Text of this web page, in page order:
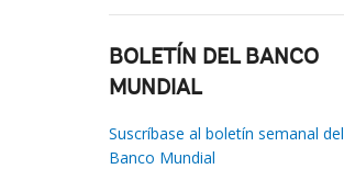
BOLETÍN DEL BANCO
MUNDIAL
Suscríbase al boletín semanal del
Banco Mundial